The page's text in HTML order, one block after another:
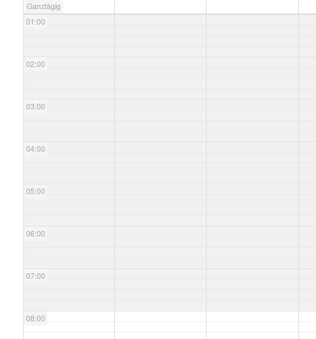
Ganztägig
01:00
02:00
03:00
04:00
05:00
06:00
07:00
08:00